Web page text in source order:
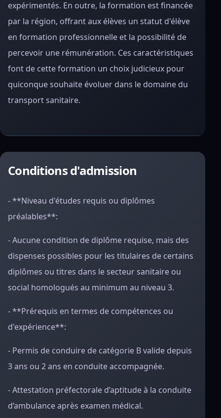
expérimentés. En outre, la formation est financée
par la région, offrant aux élèves un statut d'élève
en formation professionnelle et la possibilité de
percevoir une rémunération. Ces caractéristiques
font de cette formation un choix judicieux pour
quiconque souhaite évoluer dans le domaine du
transport sanitaire.
Conditions d'admission
- **Niveau d'études requis ou diplômes
préalables**:
- Aucune condition de diplôme requise, mais des
dispenses possibles pour les titulaires de certains
diplômes ou titres dans le secteur sanitaire ou
social homologués au minimum au niveau 3.
- **Prérequis en termes de compétences ou
d'expérience**:
- Permis de conduire de catégorie B valide depuis
3 ans ou 2 ans en conduite accompagnée.
- Attestation préfectorale d’aptitude à la conduite
d’ambulance après examen médical.